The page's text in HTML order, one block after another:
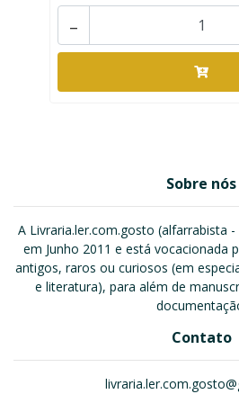
-
Sobre nós
A Livraria.ler.com.gosto (alfarrabista
em Junho 2011 e está vocacionada
antigos, raros ou curiosos (em
e literatura), para além de
Contato